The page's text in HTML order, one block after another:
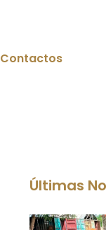
Contactos
Últimas